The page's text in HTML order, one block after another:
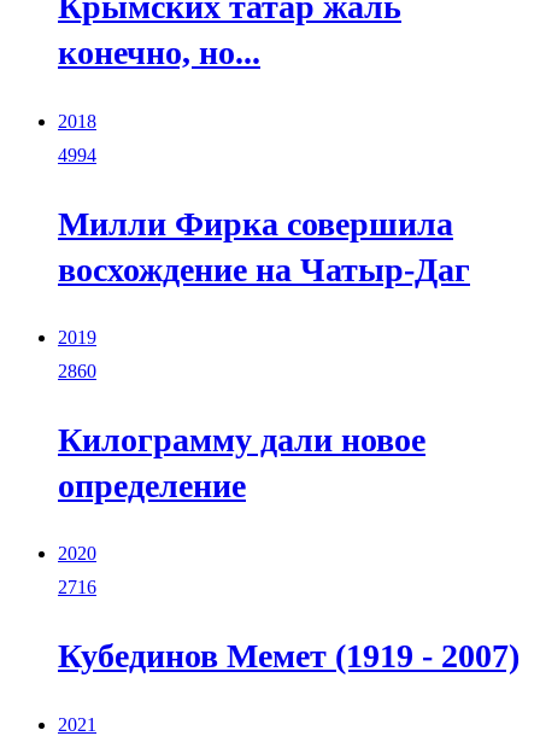
конечно, но...
2018
4994
Милли Фирка совершила
восхождение на Чатыр-Даг
2019
2860
Килограмму дали новое
определение
2020
2716
Кубединов Мемет (1919 - 2007)
2021